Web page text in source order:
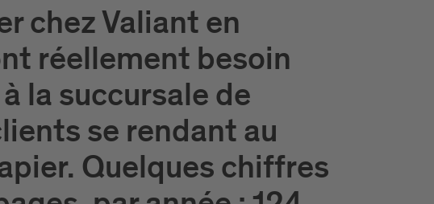
chez Valiant en
réellement besoin
la succursale de
se rendant au
Quelques chiffres